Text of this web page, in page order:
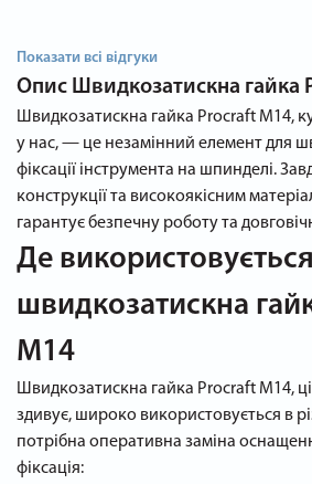
Показати всі відгуки
Опис Швидкозатискна гайка
Швидкозатискна гайка Procraft M14,
у нас, — це незамінний елемент для
фіксації інструмента на шпинделі.
конструкції та високоякісним
гарантує безпечну роботу та
Де використовується
швидкозатискна
M14
Швидкозатискна гайка Procraft M14,
здивує, широко використовується в
потрібна оперативна заміна
фіксація: